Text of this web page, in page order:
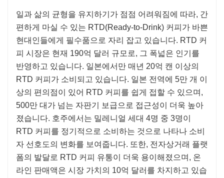
일과 삶의 균형을 유지하기가 점점 어려워짐에 따라, 간
편하게 마실 수 있는 RTD(Ready-to-Drink) 커피가 바쁜
현대인들에게 필수품으로 자리 잡고 있습니다. RTD 커
피 시장은 현재 190억 달러 규모로, 그 폭넓은 인기를
반영하고 있습니다. 일본에서만 매년 20억 캔 이상의
RTD 커피가 소비되고 있습니다. 일본 전역에 5만 개 이
상의 편의점이 있어 RTD 커피를 쉽게 접할 수 있으며,
500만 대가 넘는 자판기 보급으로 접근성이 더욱 높아
졌습니다. 호주에서는 밀레니얼 세대 4명 중 3명이
RTD 커피를 정기적으로 소비하는 것으로 나타나 소비
자 선호도의 변화를 보여줍니다. 또한, 전자상거래 플랫
폼의 발달로 RTD 커피 유통이 더욱 용이해졌으며, 온
라인 판매액은 시장 가치의 10억 달러를 차지하고 있습